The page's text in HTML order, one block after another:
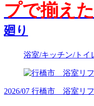
プで揃えた
廻り
浴室/キッチン/トイ
2026/07 行橋市 浴室リ